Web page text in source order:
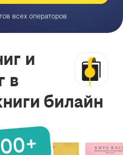
всех операторов
и
в
билайн